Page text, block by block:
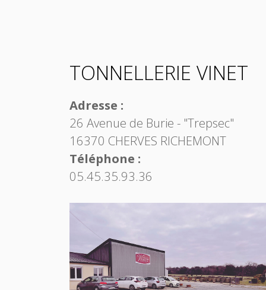
TONNELLERIE VINET
Adresse :
26 Avenue de Burie - "Trepsec"
16370 CHERVES RICHEMONT
Téléphone :
05.45.35.93.36